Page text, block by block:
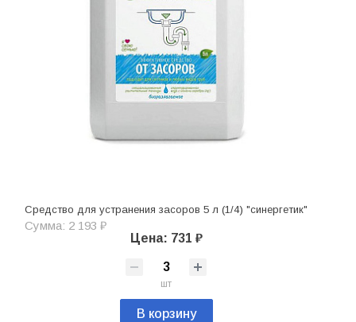
Средство для устранения засоров 5 л (1/4) "синергетик"
Сумма: 2 193 ₽
Цена: 731 ₽
шт
В корзину